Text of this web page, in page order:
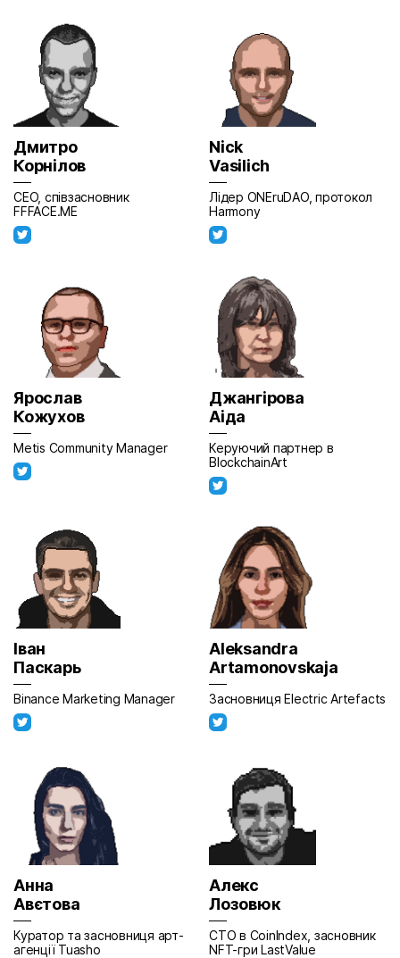
Дмитро
Корнілов
СЕО, співзасновник
FFFACE.ME
Nick
Vasilich
Лідер ONEruDAO, протокол
Harmony
Ярослав
Кожухов
Metis Community Manager
Джангірова
Аіда
Керуючий партнер в
BlockchainArt
Іван
Паскарь
Binance Marketing Manager
Aleksandra
Artamonovskaja
Засновниця Electric Artefacts
Анна
Авєтова
Куратор та засновниця арт-
агенції Tuasho
Алекс
Лозовюк
CTO в CoinIndex, засновник
NFT-гри LastValue